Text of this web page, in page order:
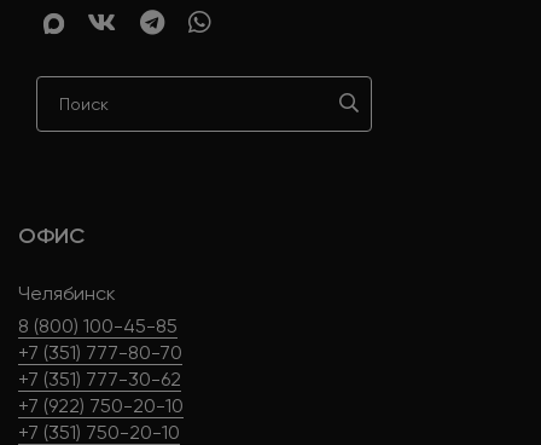
ОФИС
Челябинск
8 (800) 100-45-85
+7 (351) 777-80-70
+7 (351) 777-30-62
+7 (922) 750-20-10
+7 (351) 750-20-10